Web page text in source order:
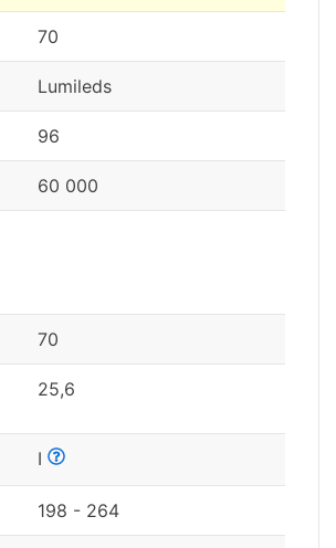
70
Lumileds
96
60 000
70
25,6
I
198 - 264